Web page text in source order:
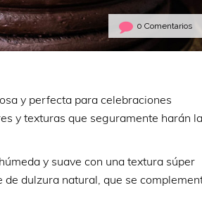
0 Comentarios
y perfecta para celebraciones
y texturas que seguramente harán
y suave con una textura súper
dulzura natural, que se